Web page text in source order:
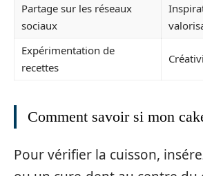
Partage sur les réseaux
sociaux
Expérimentation de
recettes
Comment savoir si mon
Pour vérifier la cuisson,